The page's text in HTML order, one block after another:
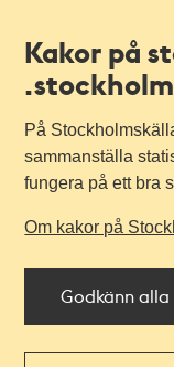
Kakor på
På
sammanställa
fungera på ett bra
Om kakor på
Godkänn alla